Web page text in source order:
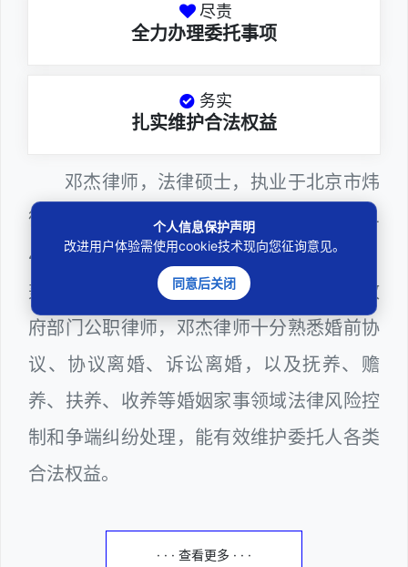
尽责
全力办理委托事项
务实
扎实维护合法权益
邓杰律师，法律硕士，执业于北京市炜
衡（深圳）律师事务所，律师执业证号为14
403201810022100。邓杰律师现（或曾）
兼任深圳市人民政府听证员、深圳市某区政
府部门公职律师，邓杰律师十分熟悉婚前协
议、协议离婚、诉讼离婚，以及抚养、赡
养、扶养、收养等婚姻家事领域法律风险控
制和争端纠纷处理，能有效维护委托人各类
合法权益。
· · · 查看更多 · · ·
个人信息保护声明
改进用户体验需使用cookie技术现向您征询意见。
同意后关闭